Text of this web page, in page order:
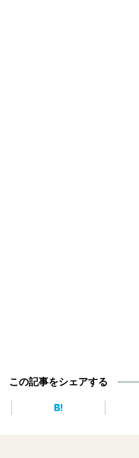
この記事をシェアする